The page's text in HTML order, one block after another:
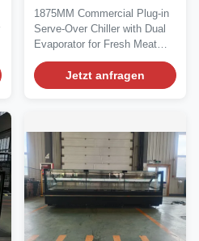
Kühler mit
Doppelverdampfer für
Frischfleisch-
Supermärkte
1875MM Commercial Plug‑in
Serve‑Over Chiller with Dual
Evaporator for Fresh Meat
Supermarket Our...
Jetzt anfragen